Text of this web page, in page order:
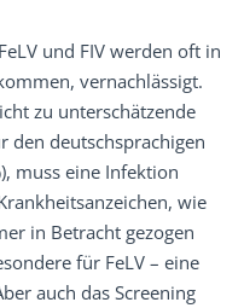
und FIV werden oft in
vernachlässigt.
zu unterschätzende
den deutschsprachigen
muss eine Infektion
wie
in Betracht gezogen
für FeLV – eine
auch das Screening